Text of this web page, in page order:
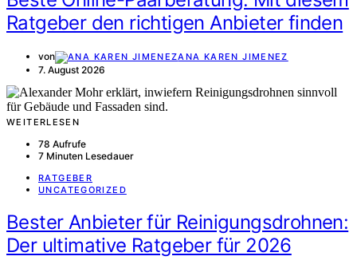
Ratgeber den richtigen Anbieter finden
von ANA KAREN JIMENEZ
7. August 2026
WEITERLESEN
78 Aufrufe
7 Minuten Lesedauer
RATGEBER
UNCATEGORIZED
Bester Anbieter für Reinigungsdrohnen:
Der ultimative Ratgeber für 2026